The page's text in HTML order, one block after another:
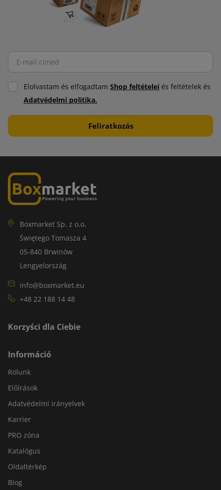
Elolvastam és elfogadtam Shop feltételei és feltételek és
Adatvédelmi politika.
Boxmarket Sp. z o.o.
Świętego Tomasza 4
05-840 Brwinów
Lengyelország
info@boxmarket.eu
+48 22 188 14 48
Korzyści dla Ciebie
Információ
Rólunk
Előírások
Adatvédelmi irányelvek
Karrier
PRO zóna
Katalógus
Oldaltérkép
Blog